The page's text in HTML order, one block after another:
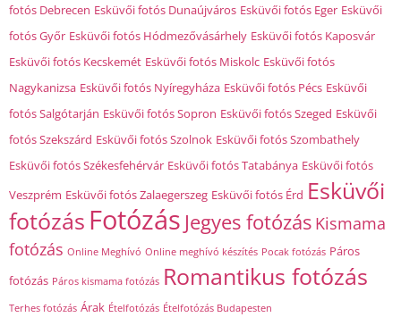
fotós Debrecen Esküvői fotós Dunaújváros Esküvői fotós Eger Esküvői
fotós Győr Esküvői fotós Hódmezővásárhely Esküvői fotós Kaposvár
Esküvői fotós Kecskemét Esküvői fotós Miskolc Esküvői fotós
Nagykanizsa Esküvői fotós Nyíregyháza Esküvői fotós Pécs Esküvői
fotós Salgótarján Esküvői fotós Sopron Esküvői fotós Szeged Esküvői
fotós Szekszárd Esküvői fotós Szolnok Esküvői fotós Szombathely
Esküvői fotós Székesfehérvár Esküvői fotós Tatabánya Esküvői fotós
Veszprém Esküvői fotós Zalaegerszeg Esküvői fotós Érd Esküvői
fotózás Fotózás Jegyes fotózás Kismama
fotózás Online Meghívó Online meghívó készítés Pocak fotózás Páros
fotózás Páros kismama fotózás Romantikus fotózás
Terhes fotózás Árak Ételfotózás Ételfotózás Budapesten